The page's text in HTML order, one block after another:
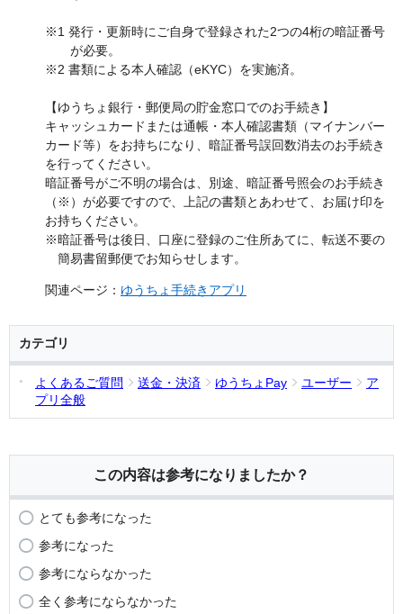
※1 発行・更新時にご自身で登録された2つの4桁の暗証番号
が必要。
※2 書類による本人確認（eKYC）を実施済。
【ゆうちょ銀行・郵便局の貯金窓口でのお手続き】
キャッシュカードまたは通帳・本人確認書類（マイナンバー
カード等）をお持ちになり、暗証番号誤回数消去のお手続き
を行ってください。
暗証番号がご不明の場合は、別途、暗証番号照会のお手続き
（※）が必要ですので、上記の書類とあわせて、お届け印を
お持ちください。
※暗証番号は後日、口座に登録のご住所あてに、転送不要の
簡易書留郵便でお知らせします。
関連ページ： ゆうちょ手続きアプリ
カテゴリ
よくあるご質問 送金・決済 ゆうちょPay ユーザー
ア
プリ全般
この内容は参考になりましたか？
とても参考になった
参考になった
参考にならなかった
全く参考にならなかった